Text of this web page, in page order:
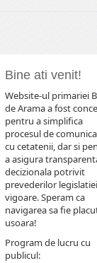
Bine ati venit!
Website-ul primariei
de Arama a fost
pentru a simplifica
procesul de
cu cetatenii, dar si
a asigura
decizionala potrivit
prevederilor
vigoare. Speram ca
navigarea sa fie
usoara!
Program de lucru cu
publicul: